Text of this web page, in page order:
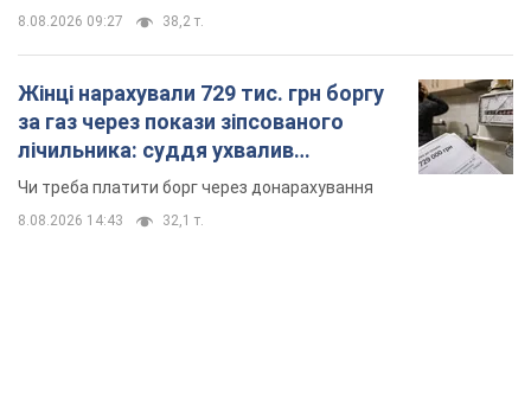
8.08.2026 09:27 38,2 т.
Жінці нарахували 729 тис. грн боргу
за газ через покази зіпсованого
лічильника: суддя ухвалив
неочікуване рішення
Чи треба платити борг через донарахування
8.08.2026 14:43 32,1 т.